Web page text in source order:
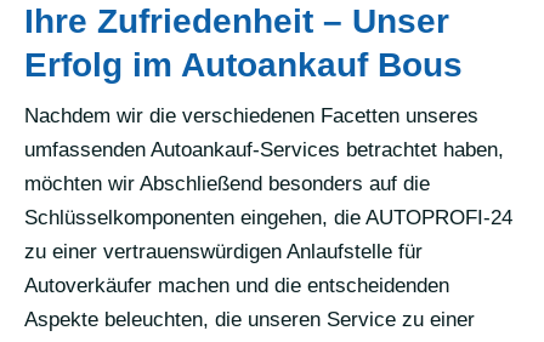
Ihre Zufriedenheit – Unser
Erfolg im Autoankauf Bous
Nachdem wir die verschiedenen Facetten unseres
umfassenden Autoankauf-Services betrachtet haben,
möchten wir Abschließend besonders auf die
Schlüsselkomponenten eingehen, die AUTOPROFI-24
zu einer vertrauenswürdigen Anlaufstelle für
Autoverkäufer machen und die entscheidenden
Aspekte beleuchten, die unseren Service zu einer